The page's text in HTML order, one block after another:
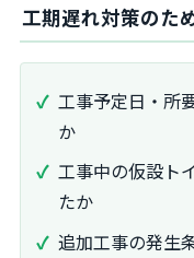
工期遅れ対策のた
工事予定日・所
か
工事中の仮設ト
たか
追加工事の発生